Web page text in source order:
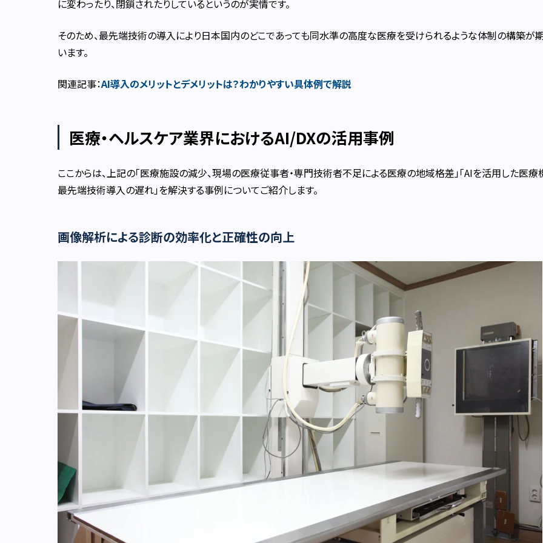
に変わったり、閉鎖されたりしているというのが実情です。
そのため、最先端技術の導入により日本国内のどこであっても同水準の高度な医療を受けられるような体制の構築が
います。
関連記事：AI導入のメリットとデメリットは？わかりやすい具体例で解説
医療・ヘルスケア業界におけるAI/DXの活用事例
ここからは、上記の「医療施設の減少、現場の医療従事者・専門技術者不足による医療の地域格差」「AIを活用した医療
最先端技術導入の遅れ」を解決する事例についてご紹介します。
画像解析による診断の効率化と正確性の向上